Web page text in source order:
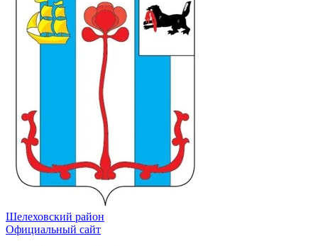
Шелеховский район
Официальный сайт